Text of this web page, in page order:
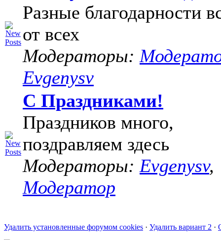
Разные благодарности
от всех
Модераторы:
Evgenysv
С Праздниками!
Праздников много,
поздравляем здесь
Модераторы: Evgenysv,
Модератор
Удалить установленные форумом cookies · Удалить вариант 2 ·